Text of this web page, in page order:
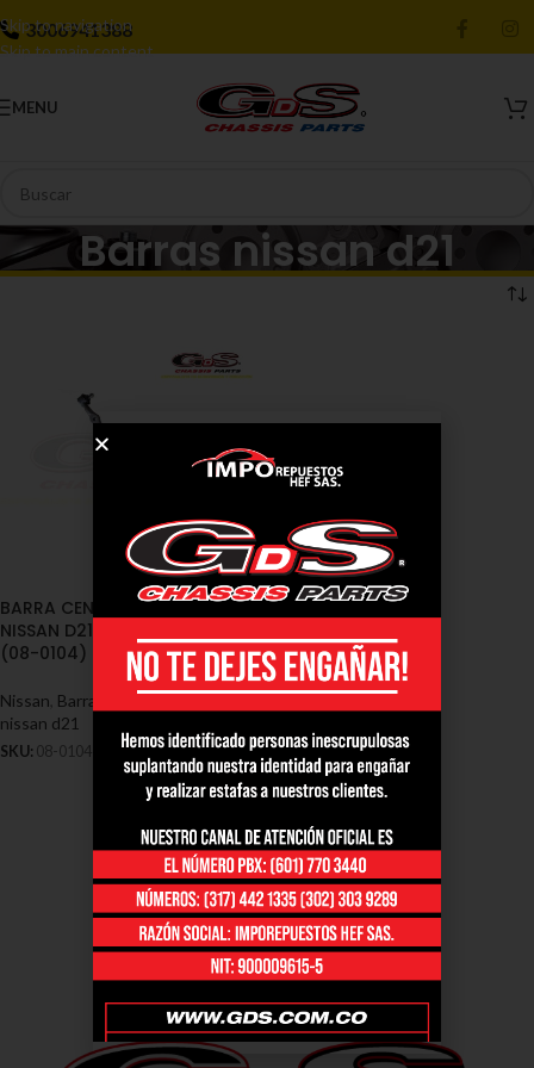
Skip to navigation
Skip to main content
3006941388
MENU
Barras nissan d21
BARRA CENTRAL DIRECCION
NISSAN D21 4X2 1990/2002
(08-0104)
Nissan Barras - Nissan,Barras
nissan d21
SKU: 08-0104